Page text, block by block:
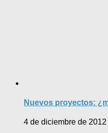
Nuevos proyectos:
4 de diciembre de 2012